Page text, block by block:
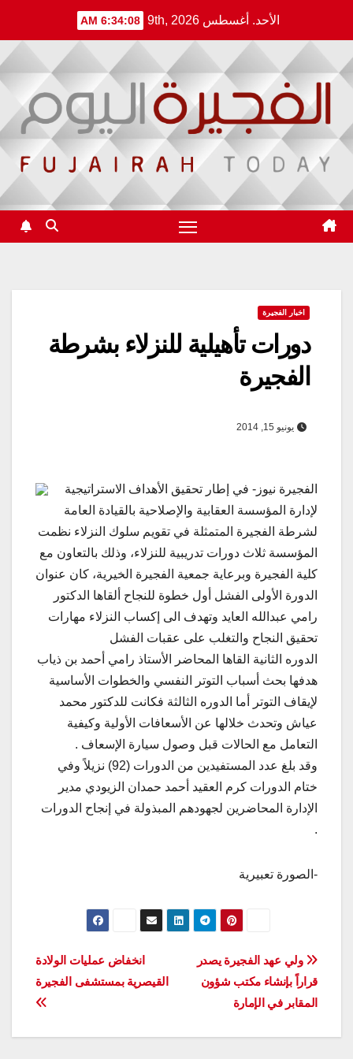
content
الأحد. أغسطس 9th, 2026 6:34:08 AM
اخبار الفجيرة
دورات تأهيلية للنزلاء بشرطة
الفجيرة
يونيو 15, 2014
الفجيرة نيوز- في إطار تحقيق الأهداف الاستراتيجية
لإدارة المؤسسة العقابية والإصلاحية بالقيادة العامة
لشرطة الفجيرة المتمثلة في تقويم سلوك النزلاء نظمت
المؤسسة ثلاث دورات تدريبية للنزلاء، وذلك بالتعاون مع
كلية الفجيرة وبرعاية جمعية الفجيرة الخيرية، كان عنوان
الدورة الأولى الفشل أول خطوة للنجاح ألقاها الدكتور
رامي عبدالله العايد وتهدف الى إكساب النزلاء مهارات
تحقيق النجاح والتغلب على عقبات الفشل
الدوره الثانية القاها المحاضر الأستاذ رامي أحمد بن ذياب
هدفها بحث أسباب التوتر النفسي والخطوات الأساسية
لإيقاف التوتر أما الدوره الثالثة فكانت للدكتور محمد
عياش وتحدث خلالها عن الأسعافات الأولية وكيفية
التعامل مع الحالات قبل وصول سيارة الإسعاف .
وقد بلغ عدد المستفيدين من الدورات (92) نزيلاً وفي
ختام الدورات كرم العقيد أحمد حمدان الزيودي مدير
الإدارة المحاضرين لجهودهم المبذولة في إنجاح الدورات
.
-الصورة تعبيرية
تصفّح
المقالات
انخفاض عمليات الولادة
القيصرية بمستشفى الفجيرة
ولي عهد الفجيرة يصدر
قراراً بإنشاء مكتب شؤون
المقابر في الإمارة